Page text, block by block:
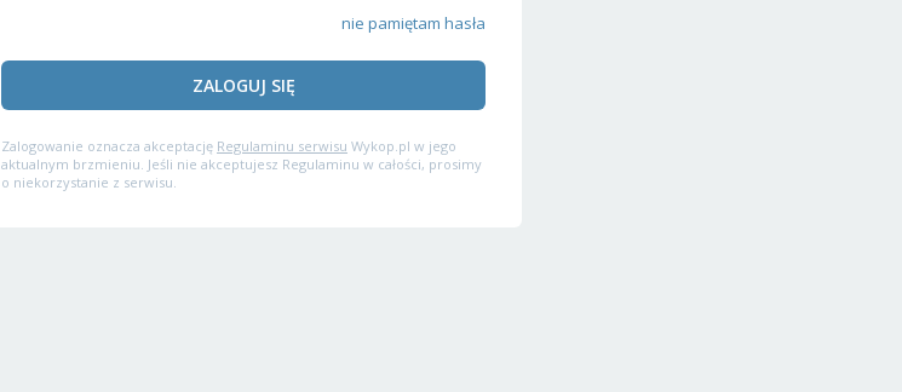
nie pamiętam hasła
ZALOGUJ SIĘ
Zalogowanie oznacza akceptację Regulaminu serwisu Wykop.pl w jego
aktualnym brzmieniu. Jeśli nie akceptujesz Regulaminu w całości, prosimy
o niekorzystanie z serwisu.